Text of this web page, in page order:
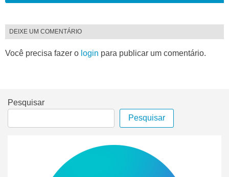
DEIXE UM COMENTÁRIO
Você precisa fazer o login para publicar um comentário.
Pesquisar
Pesquisar